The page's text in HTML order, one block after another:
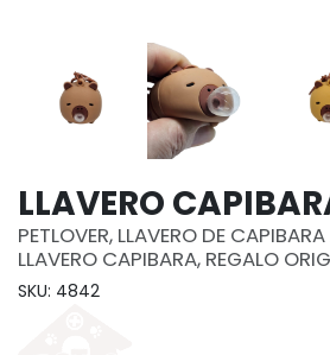
LLAVERO
PETLOVER, LLAVERO DE
LLAVERO CAPIBARA, REGALO
SKU: 4842